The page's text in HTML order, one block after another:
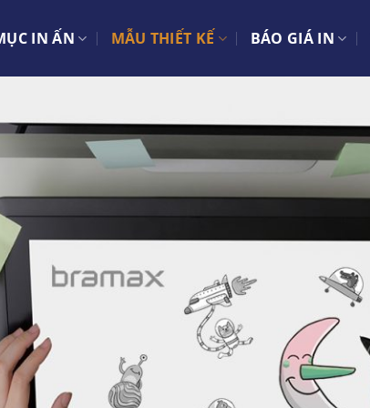
IN ẤN MẪU THIẾT KẾ BÁO GIÁ IN